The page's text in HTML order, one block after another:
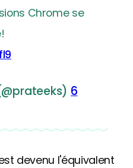
Chrome se
6
devenu l'équivalent